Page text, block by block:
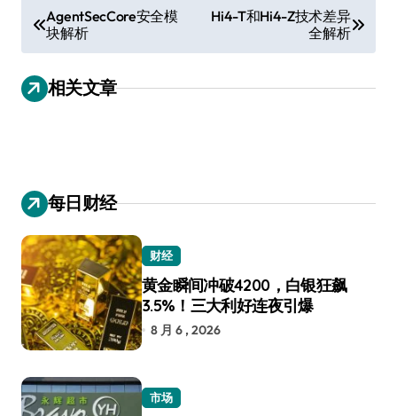
章
导
航
AgentSecCore安全模
块解析
Hi4-T和Hi4-Z技术差异
全解析
相关文章
每日财经
财经
黄金瞬间冲破4200，白银狂飙
3.5%！三大利好连夜引爆
8 月 6 , 2026
市场